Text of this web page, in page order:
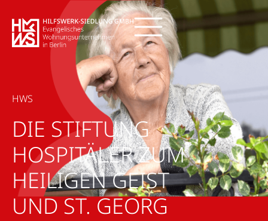
HWS
DIE STIFTUNG
HOSPITÄLER ZUM
HEILIGEN GEIST
UND ST. GEORG